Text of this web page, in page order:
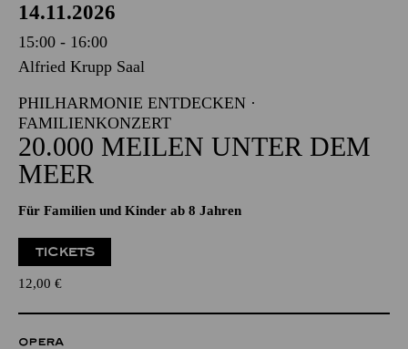
14.11.2026
15:00 - 16:00
Alfried Krupp Saal
PHILHARMONIE ENTDECKEN ·
FAMILIENKONZERT
20.000 MEILEN UNTER DEM
MEER
Für Familien und Kinder ab 8 Jahren
TICKETS
12,00 €
OPERA